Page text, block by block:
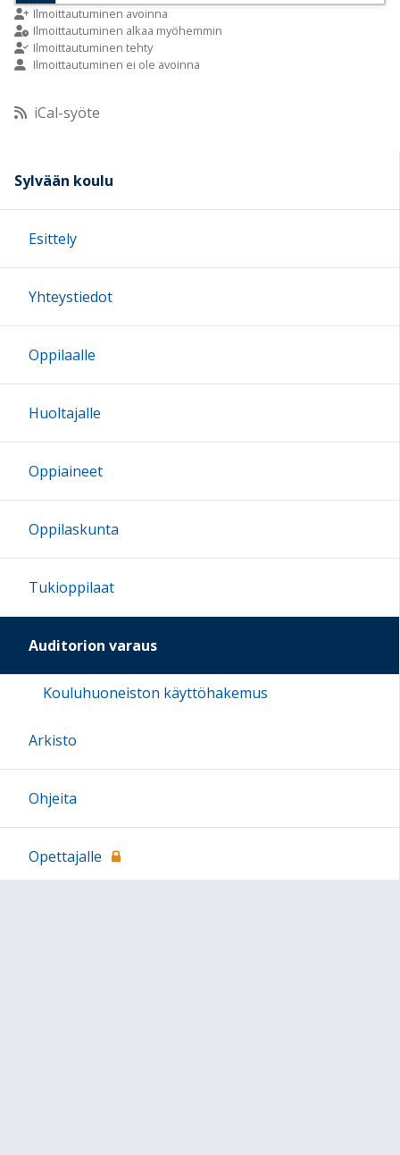
9:00
10:00
11:00
12:00
13:00
16:00
17:00
18:00
23:00
Ilmoittautuminen avoinna
Ilmoittautuminen alkaa myöhemmin
Ilmoittautuminen tehty
Ilmoittautuminen ei ole avoinna
iCal-syöte
Sylvään koulu
Esittely
Yhteystiedot
Oppilaalle
Huoltajalle
Oppiaineet
Oppilaskunta
Tukioppilaat
Auditorion varaus
Kouluhuoneiston käyttöhakemus
Arkisto
Ohjeita
Opettajalle